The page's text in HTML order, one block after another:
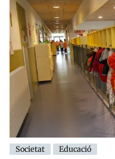
Societat Educació